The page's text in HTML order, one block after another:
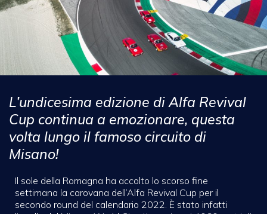
L’undicesima edizione di Alfa Revival
Cup continua a emozionare, questa
volta lungo il famoso circuito di
Misano!
Il sole della Romagna ha accolto lo scorso fine
settimana la carovana dell’Alfa Revival Cup per il
secondo round del calendario 2022. È stato infatti